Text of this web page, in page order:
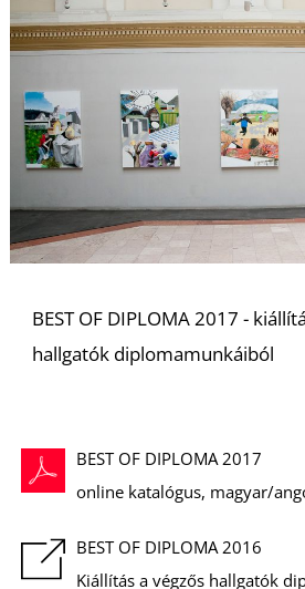
BEST OF DIPLOMA 2017 -
hallgatók diplomamunkáiból
BEST OF DIPLOMA 2017
online katalógus, magyar/
BEST OF DIPLOMA 2016
Kiállítás a végzős hallgatók